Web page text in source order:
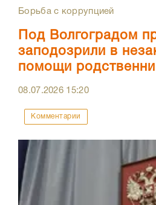
Борьба с коррупцией
Под Волгоградом
заподозрили в
помощи
08.07.2026 15:20
Комментарии